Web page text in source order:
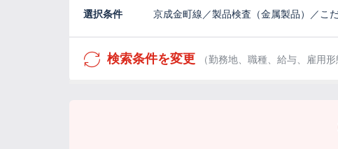
選択条件 京成金町線／製品検査（金属製品）／こ
検索条件を変更 （勤務地、職種、給与、雇用